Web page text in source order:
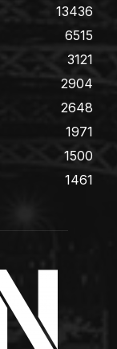
13436
6515
3121
2904
2648
1971
1500
1461